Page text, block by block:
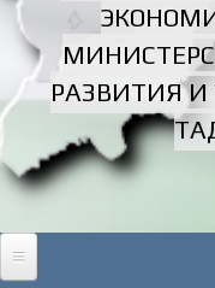
РАЗВИТИЯ И